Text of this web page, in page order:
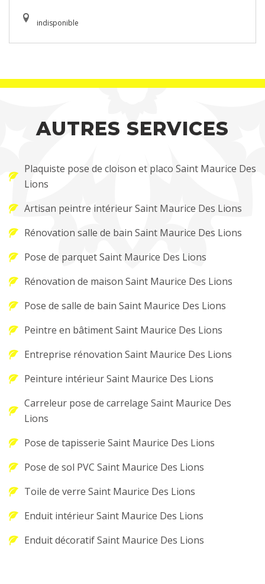
indisponible
AUTRES SERVICES
Plaquiste pose de cloison et placo Saint Maurice Des
Lions
Artisan peintre intérieur Saint Maurice Des Lions
Rénovation salle de bain Saint Maurice Des Lions
Pose de parquet Saint Maurice Des Lions
Rénovation de maison Saint Maurice Des Lions
Pose de salle de bain Saint Maurice Des Lions
Peintre en bâtiment Saint Maurice Des Lions
Entreprise rénovation Saint Maurice Des Lions
Peinture intérieur Saint Maurice Des Lions
Carreleur pose de carrelage Saint Maurice Des
Lions
Pose de tapisserie Saint Maurice Des Lions
Pose de sol PVC Saint Maurice Des Lions
Toile de verre Saint Maurice Des Lions
Enduit intérieur Saint Maurice Des Lions
Enduit décoratif Saint Maurice Des Lions